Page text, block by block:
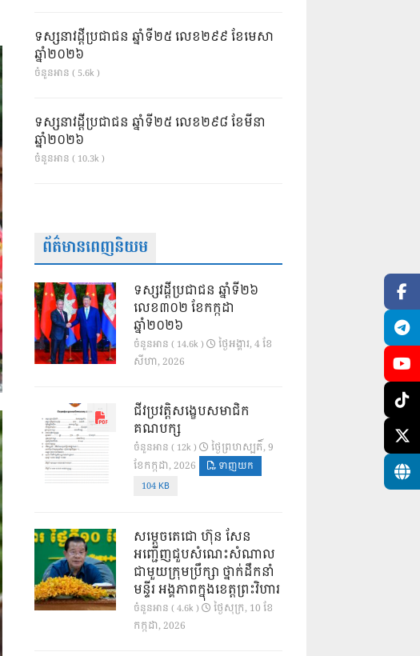
ទស្សនាវដ្ដីប្រជាជន ឆ្នាំទី២៥ លេខ២៩៩ ខែមេសា
ឆ្នាំ២០២៦
ចំនួនអាន ( 5.6k )
ទស្សនាវដ្ដីប្រជាជន ឆ្នាំទី២៥ លេខ២៩៨ ខែមីនា
ឆ្នាំ២០២៦
ចំនួនអាន ( 10.3k )
ព័ត៌មានពេញនិយម
ទស្សវដ្តីប្រជាជន ឆ្នាំទី២៦
លេខ៣០២ ខែកក្កដា
ឆ្នាំ២០២៦
ចំនួនអាន ( 14.6k )
ថ្ងៃ​អង្គារ, 4 ខែ​
សីហា, 2026
ជីវប្រវត្តិសង្ខេបសមាជិក
គណបក្ស
ចំនួនអាន ( 12k )
ថ្ងៃ​ព្រហស្បតិ៍, 9
ខែ​កក្កដា, 2026
ទាញយក
104 KB
សម្តេចតេជោ ហ៊ុន សែន
អញ្ជើញជួបសំណេះសំណាល
ជាមួយក្រុមប្រឹក្សា ថ្នាក់ដឹកនាំ
មន្ទីរ អង្គភាពក្នុងខេត្តព្រះវិហារ
ចំនួនអាន ( 4.6k )
ថ្ងៃ​សុក្រ, 10 ខែ​
កក្កដា, 2026